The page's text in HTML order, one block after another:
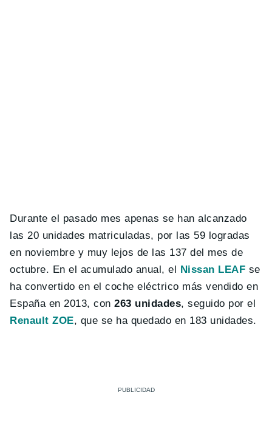
Durante el pasado mes apenas se han alcanzado
las 20 unidades matriculadas, por las 59 logradas
en noviembre y muy lejos de las 137 del mes de
octubre. En el acumulado anual, el Nissan LEAF se
ha convertido en el coche eléctrico más vendido en
España en 2013, con263 unidades, seguido por el
Renault ZOE, que se ha quedado en 183 unidades.